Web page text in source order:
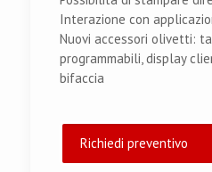
Interazione con
Nuovi accessori olivetti:
programmabili, display
bifaccia
Richiedi preventivo